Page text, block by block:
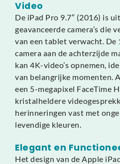
Video
De iPad Pro 9.7″ (2016) is
geavanceerde camera’s die
van een tablet verwacht. De
camera aan de achterzijde
kan 4K-video’s opnemen,
van belangrijke momenten.
een 5-megapixel FaceTime
kristalheldere
herinneringen vast met
levendige kleuren.
Elegant en
Het design van de Apple